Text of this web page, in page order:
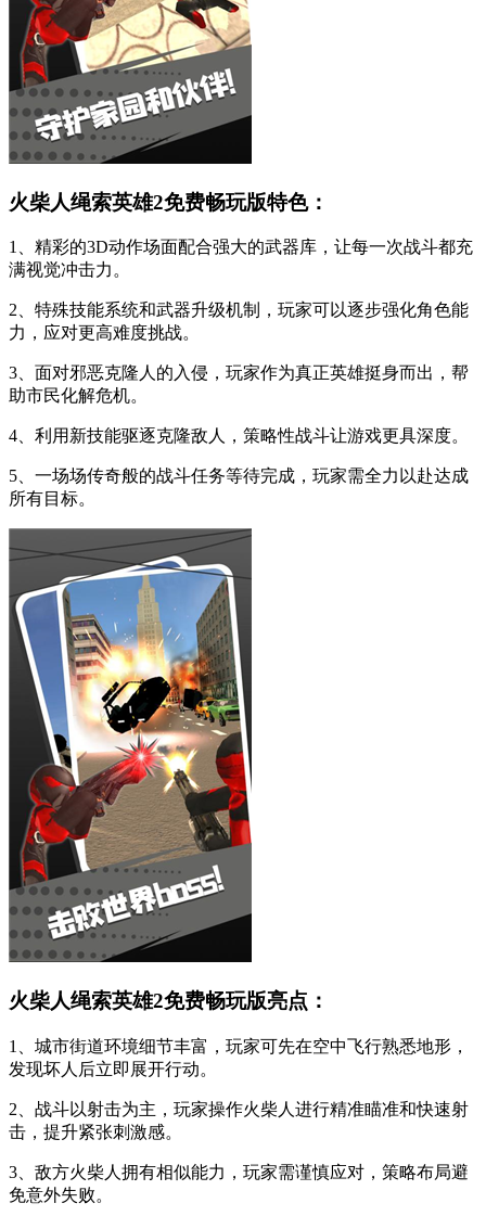
火柴人绳索英雄2免费畅玩版特色：
1、精彩的3D动作场面配合强大的武器库，让每一次战斗都充
满视觉冲击力。
2、特殊技能系统和武器升级机制，玩家可以逐步强化角色能
力，应对更高难度挑战。
3、面对邪恶克隆人的入侵，玩家作为真正英雄挺身而出，帮
助市民化解危机。
4、利用新技能驱逐克隆敌人，策略性战斗让游戏更具深度。
5、一场场传奇般的战斗任务等待完成，玩家需全力以赴达成
所有目标。
火柴人绳索英雄2免费畅玩版亮点：
1、城市街道环境细节丰富，玩家可先在空中飞行熟悉地形，
发现坏人后立即展开行动。
2、战斗以射击为主，玩家操作火柴人进行精准瞄准和快速射
击，提升紧张刺激感。
3、敌方火柴人拥有相似能力，玩家需谨慎应对，策略布局避
免意外失败。